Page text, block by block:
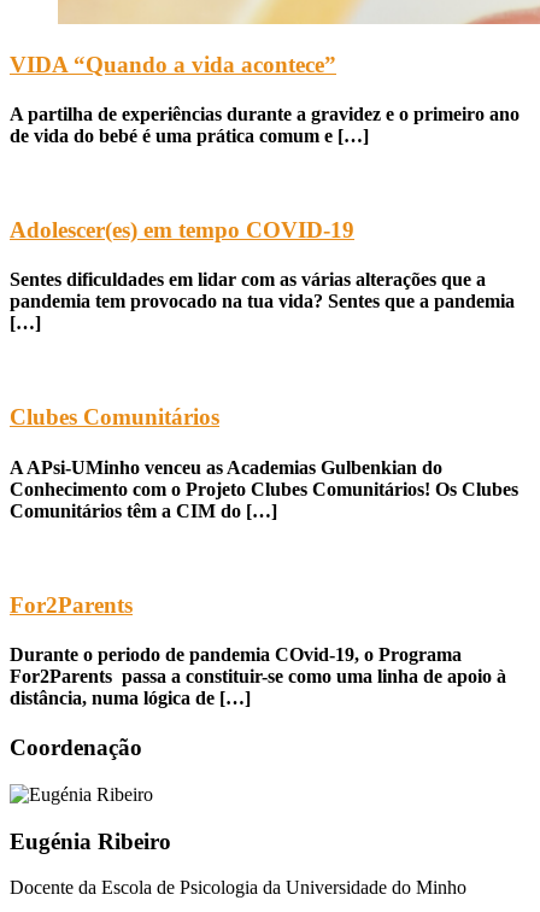
VIDA “Quando a vida acontece”
A partilha de experiências durante a gravidez e o primeiro ano
de vida do bebé é uma prática comum e […]
Adolescer(es) em tempo COVID-19
Sentes dificuldades em lidar com as várias alterações que a
pandemia tem provocado na tua vida? Sentes que a pandemia
[…]
Clubes Comunitários
A APsi-UMinho venceu as Academias Gulbenkian do
Conhecimento com o Projeto Clubes Comunitários! Os Clubes
Comunitários têm a CIM do […]
For2Parents
Durante o periodo de pandemia COvid-19, o Programa
For2Parents passa a constituir-se como uma linha de apoio à
distância, numa lógica de […]
Coordenação
Eugénia Ribeiro
Docente da Escola de Psicologia da Universidade do Minho